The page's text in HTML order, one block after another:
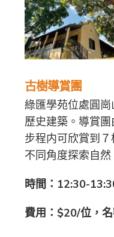
古樹導賞團
綠匯學苑位處圓
歷史建築。 導賞團
步程内可欣賞到７
不同角度探索自
時間：12:30-
費用：$20/位，名